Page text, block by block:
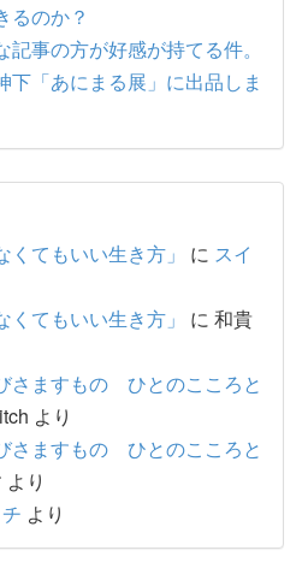
るのか？
事の方が好感が持てる件。
「あにまる展」に出品しま
てもいい生き方」 に スイ
てもいい生き方」
に 和貴
さますもの ひとのこころと
より
さますもの ひとのこころと
より
より